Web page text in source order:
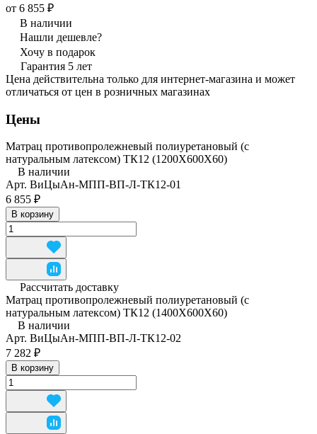
от 6 855 ₽
В наличии
Нашли дешевле?
Хочу в подарок
Гарантия 5 лет
Цена действительна только для интернет-магазина и может
отличаться от цен в розничных магазинах
Цены
Матрац противопролежневый полиуретановый (с
натуральным латексом) ТК12 (1200Х600Х60)
В наличии
Арт. ВиЦыАн-МПП-ВП-Л-ТК12-01
6 855 ₽
В корзину
Рассчитать доставку
Матрац противопролежневый полиуретановый (с
натуральным латексом) ТК12 (1400Х600Х60)
В наличии
Арт. ВиЦыАн-МПП-ВП-Л-ТК12-02
7 282 ₽
В корзину